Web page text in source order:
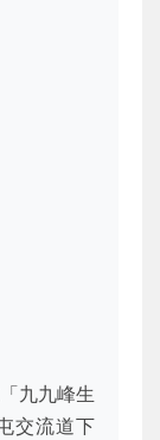
九九峰生
交流道下